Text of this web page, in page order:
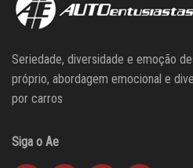
Seriedade, diversidade e emoção
próprio, abordagem emocional e
por carros
Siga o Ae